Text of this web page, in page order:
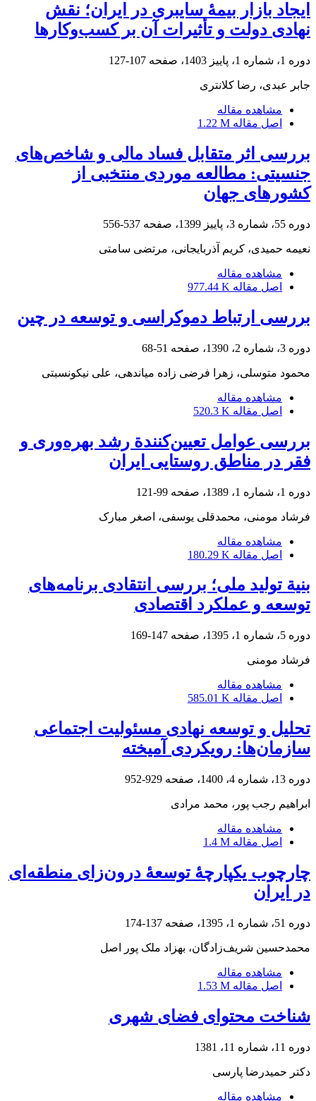
ایجاد بازار بیمۀ سایبری در ایران؛ نقش
نهادی دولت و تأثیرات آن بر کسب‌وکارها
دوره 1، شماره 1، پاییز 1403، صفحه 107-127
جابر عبدی، رضا کلانتری
مشاهده مقاله
اصل مقاله 1.22 M
بررسی اثر متقابل فساد مالی و شاخص‌های
جنسیتی: مطالعه موردی منتخبی از
کشورهای جهان
دوره 55، شماره 3، پاییز 1399، صفحه 537-556
نعیمه حمیدی، کریم آذربایجانی، مرتضی سامتی
مشاهده مقاله
اصل مقاله 977.44 K
بررسی ارتباط دموکراسی و توسعه در چین
دوره 3، شماره 2، 1390، صفحه 51-68
محمود متوسلی، زهرا فرضی زاده میاندهی، علی نیکونسبتی
مشاهده مقاله
اصل مقاله 520.3 K
بررسی عوامل تعیین‌کنندة رشد بهره‌وری و
فقر در مناطق روستایی ایران
دوره 1، شماره 1، 1389، صفحه 99-121
فرشاد مومنی، محمدقلی یوسفی، اصغر مبارک
مشاهده مقاله
اصل مقاله 180.29 K
بنیة تولید ملی؛ بررسی انتقادی برنامه‌های
توسعه و عملکرد اقتصادی
دوره 5، شماره 1، 1395، صفحه 147-169
فرشاد مومنی
مشاهده مقاله
اصل مقاله 585.01 K
تحلیل و توسعه نهادی مسئولیت اجتماعی
سازمان‌ها: رویکردی آمیخته
دوره 13، شماره 4، 1400، صفحه 929-952
ابراهیم رجب پور، محمد مرادی
مشاهده مقاله
اصل مقاله 1.4 M
چارچوب یکپارچۀ توسعۀ درون‌زای منطقه‌ای
در ایران
دوره 51، شماره 1، 1395، صفحه 137-174
محمدحسین شریف‌زادگان، بهزاد ملک پور اصل
مشاهده مقاله
اصل مقاله 1.53 M
شناخت محتوای فضای شهری
دوره 11، شماره 11، 1381
دکتر حمیدرضا پارسی
مشاهده مقاله